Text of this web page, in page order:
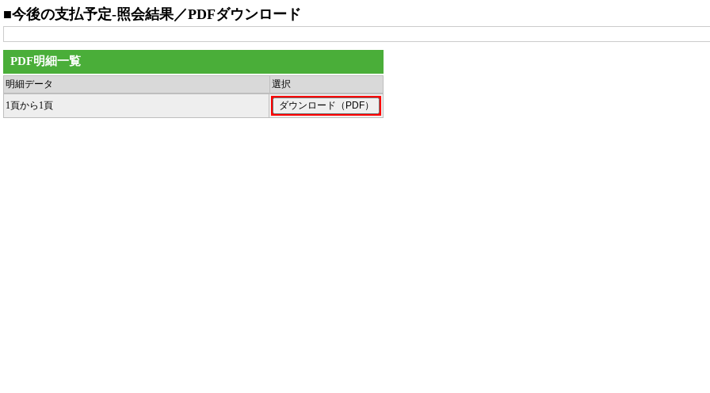
■今後の支払予定‐照会結果／PDFダウンロード
PDF明細一覧
明細データ
選択
1頁から1頁